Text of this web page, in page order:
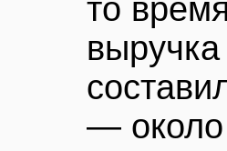
то
— около